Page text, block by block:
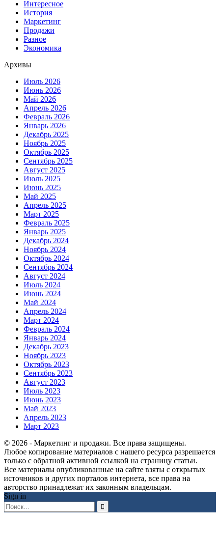
Интересное
История
Маркетинг
Продажи
Разное
Экономика
Архивы
Июль 2026
Июнь 2026
Май 2026
Апрель 2026
Февраль 2026
Январь 2026
Декабрь 2025
Ноябрь 2025
Октябрь 2025
Сентябрь 2025
Август 2025
Июль 2025
Июнь 2025
Май 2025
Апрель 2025
Март 2025
Февраль 2025
Январь 2025
Декабрь 2024
Ноябрь 2024
Октябрь 2024
Сентябрь 2024
Август 2024
Июль 2024
Июнь 2024
Май 2024
Апрель 2024
Март 2024
Февраль 2024
Январь 2024
Декабрь 2023
Ноябрь 2023
Октябрь 2023
Сентябрь 2023
Август 2023
Июль 2023
Июнь 2023
Май 2023
Апрель 2023
Март 2023
© 2026 - Маркетинг и продажи. Все права защищены.
Любое копирование материалов с нашего ресурса разрешается
только с обратной активной ссылкой на страницу статьи.
Все материалы опубликованные на сайте взяты с открытых
источников и других порталов интернета, все права на
авторство принадлежат их законным владельцам.
Sign in